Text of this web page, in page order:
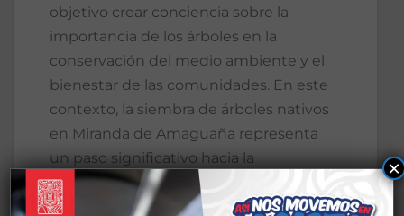
objetivo crear conciencia sobre la
importancia de los árboles en la
conservación del medio ambiente y el
bienestar de las comunidades. En este
contexto, la siembra de árboles nativos
en Miranda de Amaguaña representa
un paso significativo hacia la
restauración ecológica y la mejora de la
calidad de vida de los habitantes de la
×